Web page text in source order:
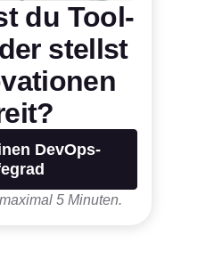
du Tool-
stellst
DevOps-
5 Minuten.